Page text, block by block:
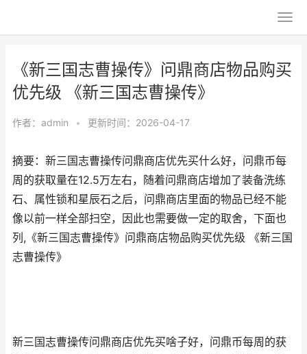
《新三国志曹操传》问鼎商店物品购买
优先级 《新三国志曹操传》
作者： admin • 更新时间：2026-04-17
摘要：新三国志曹操传问鼎商店优先买什么好，问鼎币每
周的获取量在12.5万左右，随着问鼎商店增加了装备洗练
石、属性锁和星辰石之后，问鼎商店里面的物品已经不能
像以前一样全部扫空，因此也需要做一定的取舍，下面也
列,《新三国志曹操传》问鼎商店物品购买优先级 《新三国
志曹操传》
新三国志曹操传问鼎商店优先买啥子好，问鼎币每周的获